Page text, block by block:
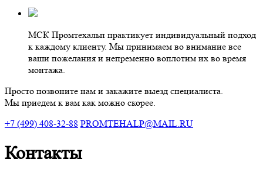
МСК Промтехальп практикует индивидуальный подход
к каждому клиенту. Мы принимаем во внимание все
ваши пожелания и непременно воплотим их во время
монтажа.
Просто позвоните нам и закажите выезд специалиста.
Мы приедем к вам как можно скорее.
+7 (499) 408-32-88 PROMTEHALP@MAIL.RU
Контакты